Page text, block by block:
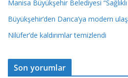
Manisa Büyükşehir Belediyesi “Sağlıklı
Büyükşehir’den Darıca’ya modern
Nilüfer’de kaldırımlar temizlendi
Son yorumlar